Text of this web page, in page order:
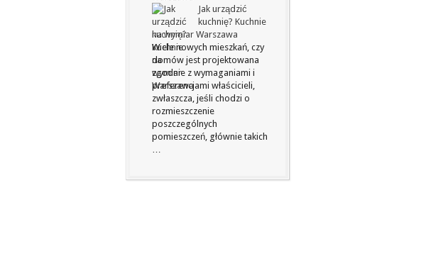
Jak urządzić
kuchnię? Kuchnie
na wymiar Warszawa
Wiele nowych mieszkań, czy
domów jest projektowana
zgodnie z wymaganiami i
preferencjami właścicieli,
zwłaszcza, jeśli chodzi o
rozmieszczenie
poszczególnych
pomieszczeń, głównie takich
…